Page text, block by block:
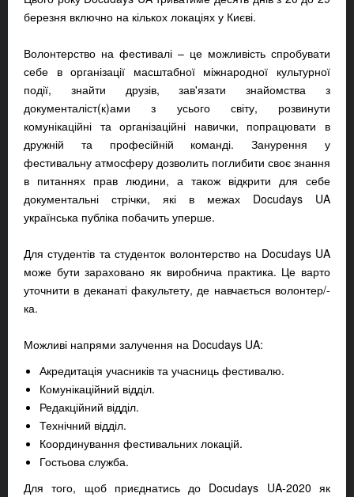
березня включно на кількох локаціях у Києві.
Волонтерство на фестивалі – це можливість спробувати
себе в організації масштабної міжнародної культурної
події, знайти друзів, зав'язати знайомства з
документаліст(к)ами з усього світу, розвинути
комунікаційні та організаційні навички, попрацювати в
дружній та професійній команді. Занурення у
фестивальну атмосферу дозволить поглибити своє знання
в питаннях прав людини, а також відкрити для себе
документальні стрічки, які в межах Docudays UA
українська публіка побачить уперше.
Для студентів та студенток волонтерство на Docudays UA
може бути зараховано як виробнича практика. Це варто
уточнити в деканаті факультету, де навчається волонтер/-
ка.
Можливі напрями залучення на Docudays UA:
Акредитація учасників та учасниць фестивалю.
Комунікаційний відділ.
Редакційний відділ.
Технічний відділ.
Координування фестивальних локацій.
Гостьова служба.
Для того, щоб приєднатись до Docudays UA-2020 як